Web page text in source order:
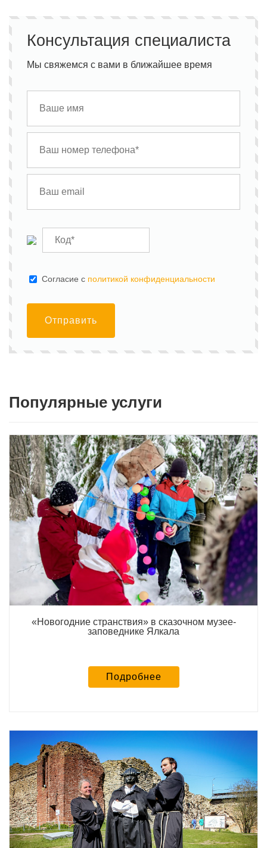
Консультация специалиста
Мы свяжемся с вами в ближайшее время
Cогласие с политикой конфиденциальности
Отправить
Популярные услуги
«Новогодние странствия» в сказочном музее-
заповеднике Ялкала
Подробнее